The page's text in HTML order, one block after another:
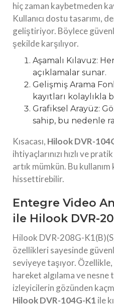
hiç zaman kaybetmeden
Kullanıcı dostu tasarımı,
geliştiriyor. Böylece
şekilde karşılıyor.
Aşamalı Kılavuz:
açıklamalar sunar.
Gelişmiş Arama
kayıtları kolaylıkla
Grafiksel Arayüz:
sahip, bu nedenle
Kısacası, Hilook DVR-
ihtiyaçlarınızı hızlı ve
artık mümkün. Bu kullanım
hissettirebilir.
Entegre Video
ile Hilook DVR-
Hilook DVR-208G-
özellikleri sayesinde
seviyeye taşıyor. Özellikle,
hareket algılama ve nesne
izleyicilerin gözünden
Hilook DVR-104G-K1 ile